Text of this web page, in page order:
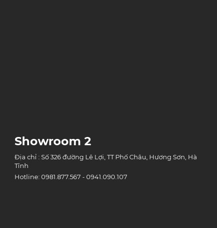
Showroom 2
Địa chỉ : Số 326 đường Lê Lợi, TT Phố Châu, Hương Sơn, Hà
Tĩnh
Hotline: 0981.877.567 - 0941.090.107